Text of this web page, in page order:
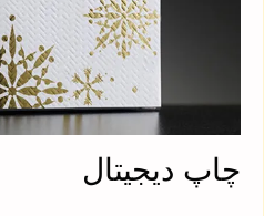
چاپ دیجیتال